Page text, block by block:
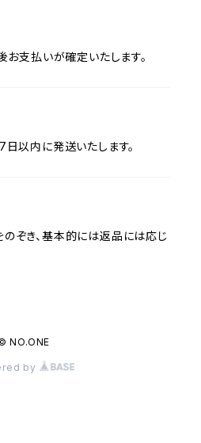
お支払いが確定いたします。
以内に発送いたします。
ぞき、基本的には返品には応じ
NO.ONE
by